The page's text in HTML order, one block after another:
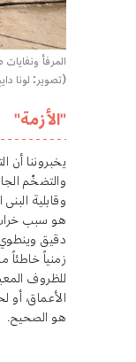
المرفأ
(تصوير: لونا
"الأزمة"
يخبروننا أن
والتضخّم
وقابلية
هو سبب خراب
دقيق
زمنياً
للظروف
الأعماق،
هو الصحيح.